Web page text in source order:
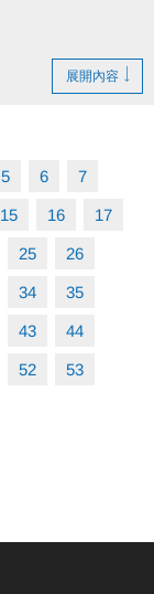
展開內容
5 6 7
15 16 17
25 26
34 35
43 44
52 53